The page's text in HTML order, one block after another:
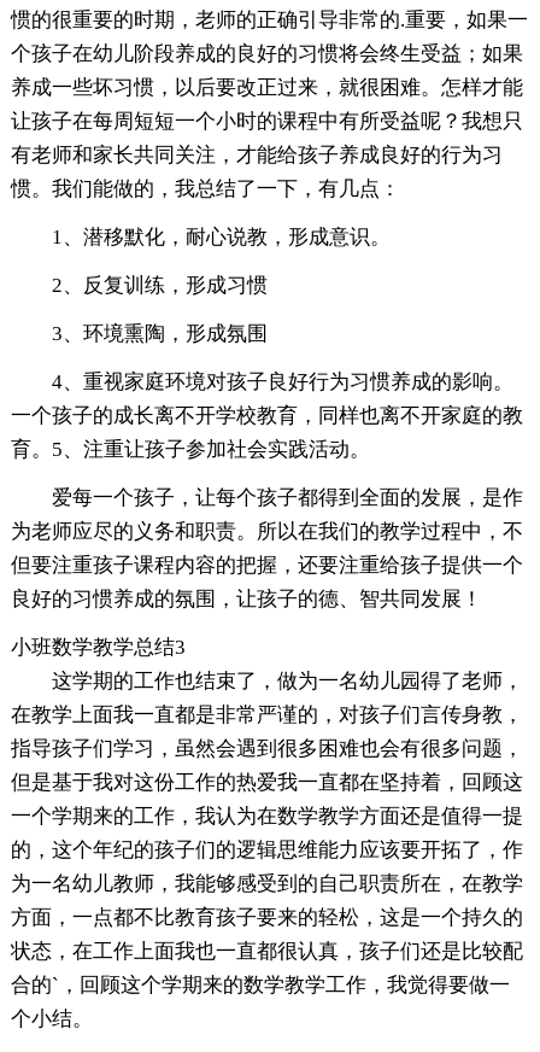
惯的很重要的时期，老师的正确引导非常的.重要，如果一
个孩子在幼儿阶段养成的良好的习惯将会终生受益；如果
养成一些坏习惯，以后要改正过来，就很困难。怎样才能
让孩子在每周短短一个小时的课程中有所受益呢？我想只
有老师和家长共同关注，才能给孩子养成良好的行为习
惯。我们能做的，我总结了一下，有几点：
1、潜移默化，耐心说教，形成意识。
2、反复训练，形成习惯
3、环境熏陶，形成氛围
4、重视家庭环境对孩子良好行为习惯养成的影响。
一个孩子的成长离不开学校教育，同样也离不开家庭的教
育。5、注重让孩子参加社会实践活动。
爱每一个孩子，让每个孩子都得到全面的发展，是作
为老师应尽的义务和职责。所以在我们的教学过程中，不
但要注重孩子课程内容的把握，还要注重给孩子提供一个
良好的习惯养成的氛围，让孩子的德、智共同发展！
小班数学教学总结3
这学期的工作也结束了，做为一名幼儿园得了老师，
在教学上面我一直都是非常严谨的，对孩子们言传身教，
指导孩子们学习，虽然会遇到很多困难也会有很多问题，
但是基于我对这份工作的热爱我一直都在坚持着，回顾这
一个学期来的工作，我认为在数学教学方面还是值得一提
的，这个年纪的孩子们的逻辑思维能力应该要开拓了，作
为一名幼儿教师，我能够感受到的自己职责所在，在教学
方面，一点都不比教育孩子要来的轻松，这是一个持久的
状态，在工作上面我也一直都很认真，孩子们还是比较配
合的`，回顾这个学期来的数学教学工作，我觉得要做一
个小结。